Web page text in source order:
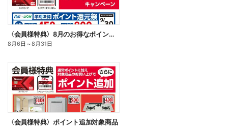
〈会員様特典〉8月のお得なポイントキャンペーン
8月6日 ～8月31日
〈会員様特典〉ポイント追加対象商品